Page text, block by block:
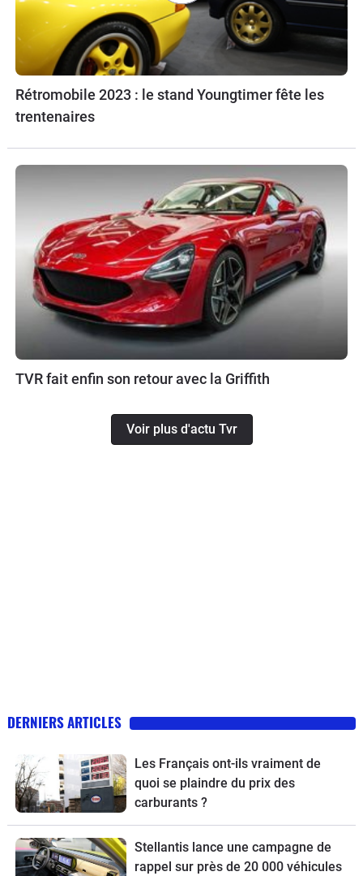
Rétromobile 2023 : le stand Youngtimer fête les
trentenaires
TVR fait enfin son retour avec la Griffith
Voir plus d'actu Tvr
DERNIERS ARTICLES
Les Français ont-ils vraiment de
quoi se plaindre du prix des
carburants ?
Stellantis lance une campagne de
rappel sur près de 20 000 véhicules